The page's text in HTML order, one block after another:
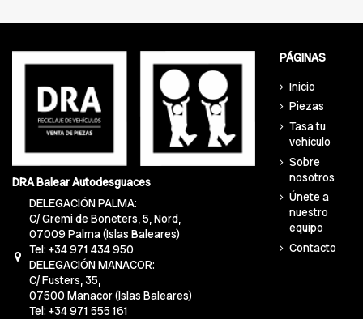
DRA Balear Autodesguaces
DELEGACIÓN PALMA:
C/ Gremi de Boneters, 5, Nord,
07009 Palma (Islas Baleares)
Tel: +34 971 434 950
DELEGACIÓN MANACOR:
C/ Fusters, 35,
07500 Manacor (Islas Baleares)
Tel: +34 971 555 161
PÁGINAS
Inicio
Piezas
Tasa tu
vehículo
Sobre
nosotros
Únete a
nuestro
equipo
Contacto